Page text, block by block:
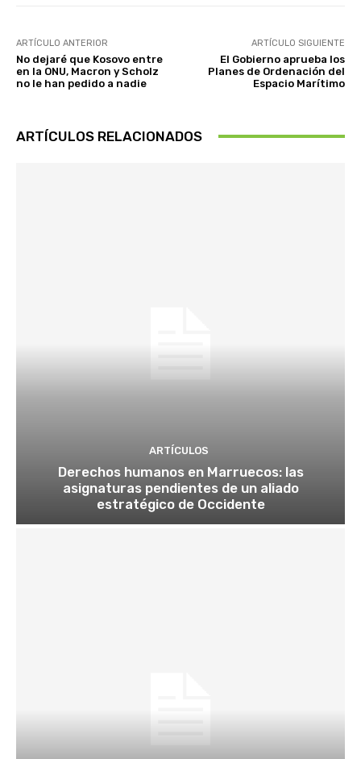
ARTÍCULO ANTERIOR
No dejaré que Kosovo entre
en la ONU, Macron y Scholz
no le han pedido a nadie
ARTÍCULO SIGUIENTE
El Gobierno aprueba los
Planes de Ordenación del
Espacio Marítimo
ARTÍCULOS RELACIONADOS
ARTÍCULOS
Derechos humanos en Marruecos: las
asignaturas pendientes de un aliado
estratégico de Occidente